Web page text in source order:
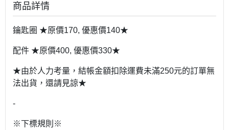
商品詳情
鑰匙圈 ★原價170, 優惠價140★
配件 ★原價400, 優惠價330★
★由於人力考量，結帳金額扣除運費未滿250元的訂單無
法出貨，還請見諒★
-
※下標規則※